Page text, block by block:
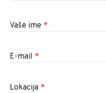
Vaše ime *
E-mail *
Lokacija *